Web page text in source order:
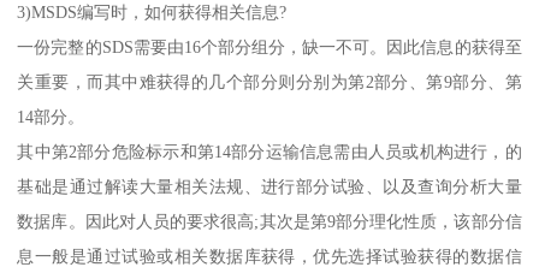
3)MSDS编写时，如何获得相关信息?
一份完整的SDS需要由16个部分组分，缺一不可。因此信息的获得至
关重要，而其中难获得的几个部分则分别为第2部分、第9部分、第
14部分。
其中第2部分危险标示和第14部分运输信息需由人员或机构进行，的
基础是通过解读大量相关法规、进行部分试验、以及查询分析大量
数据库。因此对人员的要求很高;其次是第9部分理化性质，该部分信
息一般是通过试验或相关数据库获得，优先选择试验获得的数据信